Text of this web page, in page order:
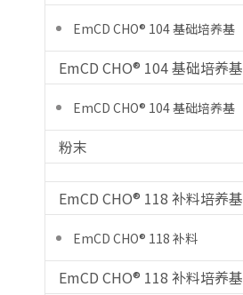
EmCD CHO® 104 基础培养基
EmCD CHO® 104 基础培养基
EmCD CHO® 104 基础培养基
粉末
EmCD CHO® 118 补料培养基
EmCD CHO® 118 补料
EmCD CHO® 118 补料培养基